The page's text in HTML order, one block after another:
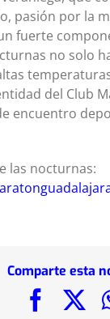
pasión por la
fuerte
no solo
del Club
encuentro
las nocturnas:
Comparte esta